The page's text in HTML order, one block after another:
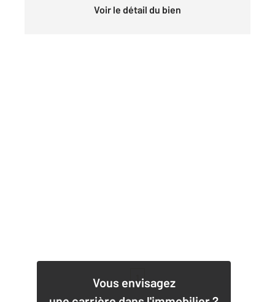
Voir le détail du bien
Vous envisagez